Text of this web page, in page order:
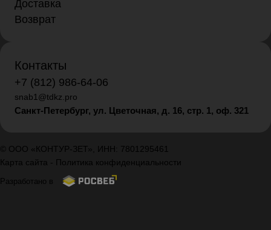
Доставка
Возврат
Контакты
+7 (812) 986-64-06
snab1@tdkz.pro
Санкт-Петербург, ул. Цветочная, д. 16, стр. 1, оф. 321
© ООО «КОНТУР-ЗЕТ», ИНН: 7801295461
Карта сайта - Политика конфиденциальности
Разработано в